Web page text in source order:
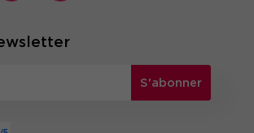
S'abonner